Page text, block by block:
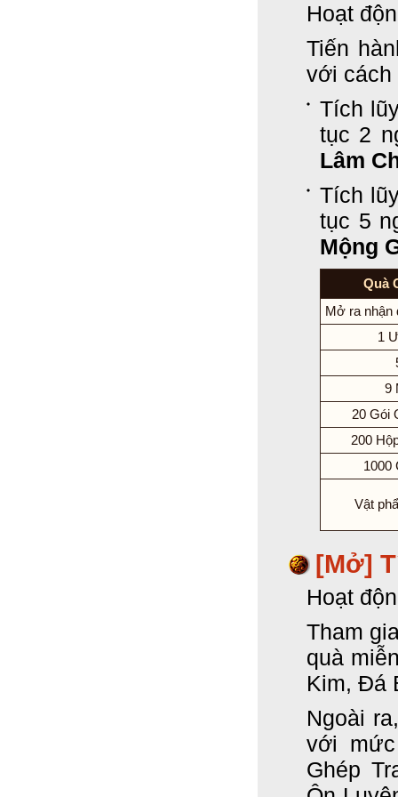
Hoạt
Tiến
với cách
Tích
tục 2
Lâm
Tích
tục 5
Mộng
Quà
Mở ra nhận
1
9
20 Gói
200
1000
Vật
[Mở]
Hoạt
Tham
quà
Kim, Đá
Ngoài
với
Ghép